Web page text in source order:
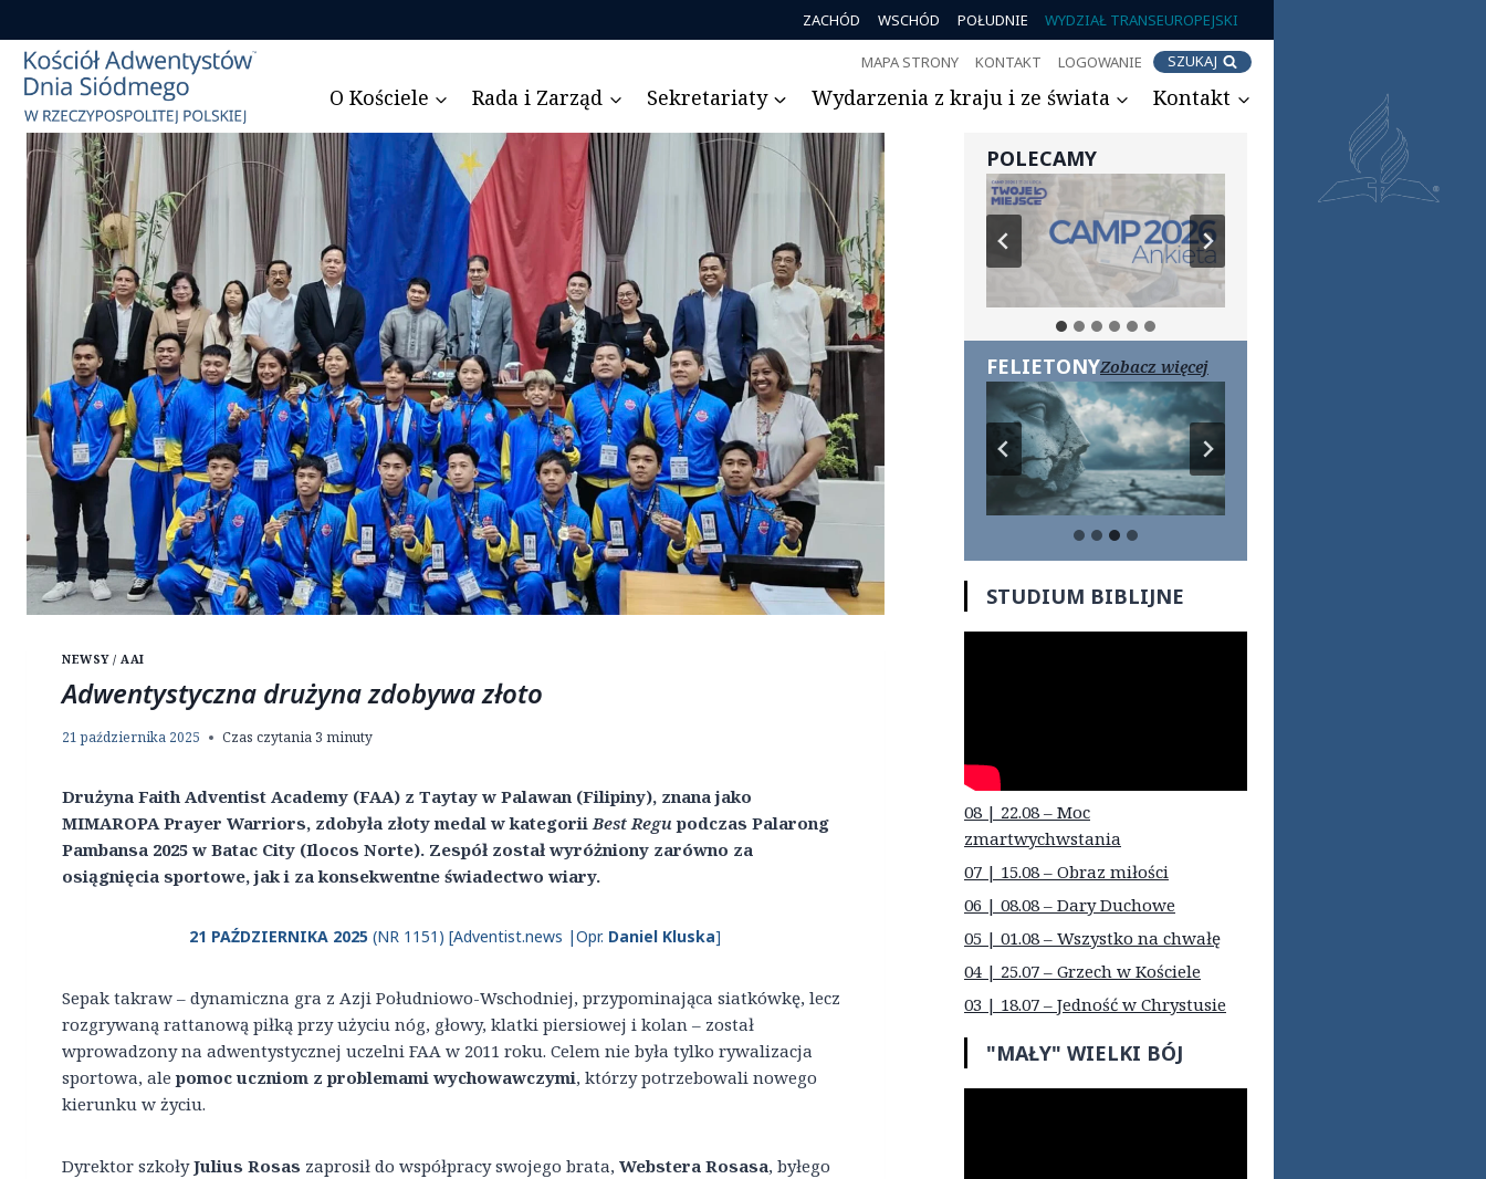
do
treści
ZACHÓD WSCHÓD POŁUDNIE WYDZIAŁ TRANSEUROPEJSKI
MAPA STRONY KONTAKT LOGOWANIE SZUKAJ
O Kościele Rada i Zarząd Sekretariaty Wydarzenia z kraju i ze świata Kontakt
NEWSY / AAI
Adwentystyczna drużyna zdobywa złoto
21 października 2025 Czas czytania 3 minuty
Drużyna Faith Adventist Academy (FAA) z Taytay w Palawan (Filipiny), znana jako
MIMAROPA Prayer Warriors, zdobyła złoty medal w kategoriiBest Regu podczas Palarong
Pambansa 2025 w Batac City (Ilocos Norte). Zespół został wyróżniony zarówno za
osiągnięcia sportowe, jak i za konsekwentne świadectwo wiary.
21 PAŹDZIERNIKA 2025 (NR 1151) [Adventist.news |Opr. Daniel Kluska]
Sepak takraw – dynamiczna gra z Azji Południowo-Wschodniej, przypominająca siatkówkę, lecz
rozgrywaną rattanową piłką przy użyciu nóg, głowy, klatki piersiowej i kolan – został
wprowadzony na adwentystycznej uczelni FAA w 2011 roku. Celem nie była tylko rywalizacja
sportowa, ale pomoc uczniom z problemami wychowawczymi, którzy potrzebowali nowego
kierunku w życiu.
Dyrektor szkołyJulius Rosas zaprosił do współpracy swojego brata, Webstera Rosasa, byłego
POLECAMY
FELIETONYZobacz więcej
STUDIUM BIBLIJNE
08 | 22.08 – Moc
zmartwychwstania
07 | 15.08 – Obraz miłości
06 | 08.08 – Dary Duchowe
05 | 01.08 – Wszystko na chwałę
04 | 25.07 – Grzech w Kościele
03 | 18.07 – Jedność w Chrystusie
"MAŁY" WIELKI BÓJ